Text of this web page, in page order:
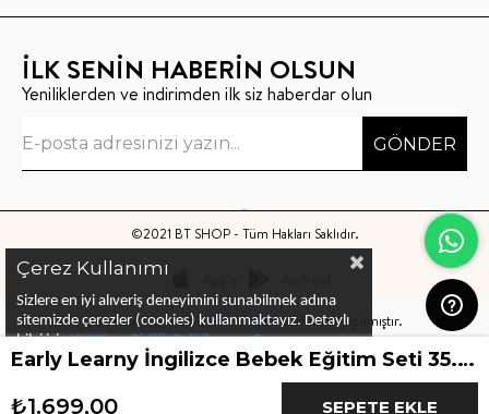
İLK SENİN HABERİN OLSUN
Yeniliklerden ve indirimden ilk siz haberdar olun
GÖNDER
©2021 BT SHOP - Tüm Hakları Saklıdır.
Bu sitenin kurulumuKeyo Digitaltarafından yapılmıştır.
Çerez Kullanımı
Sizlere en iyi alıveriş deneyimini sunabilmek adına
sitemizde çerezler (cookies) kullanmaktayız. Detaylı
bilgi için KVKK ve Gizlilik Politikası veÇerez
Politika larını inceleyebilirsiniz Early Learny İngilizce Bebek Eğitim Seti 35. ay
₺1.699,00